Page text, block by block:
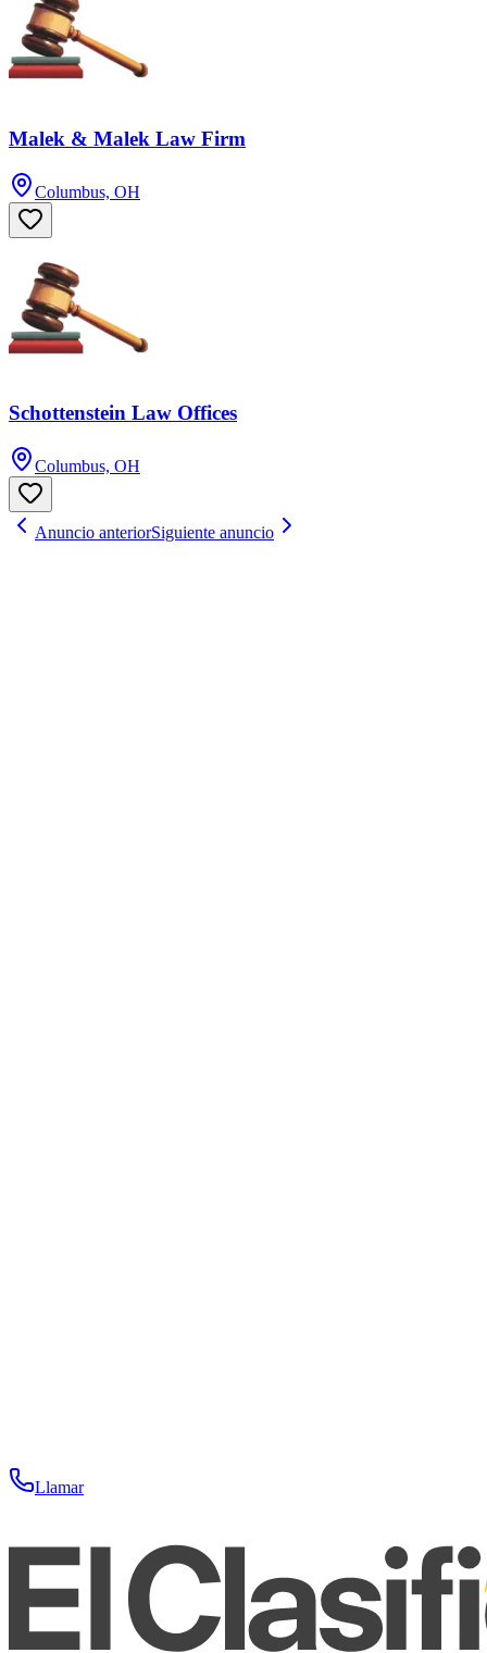
Malek & Malek Law Firm
Columbus, OH
Schottenstein Law Offices
Columbus, OH
Anuncio anteriorSiguiente anuncio
Llamar